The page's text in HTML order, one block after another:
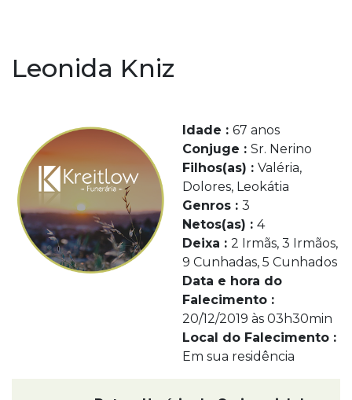
Leonida Kniz
Idade : 67 anos
Conjuge : Sr. Nerino
Filhos(as) : Valéria,
Dolores, Leokátia
Genros : 3
Netos(as) : 4
Deixa : 2 Irmãs, 3 Irmãos,
9 Cunhadas, 5 Cunhados
Data e hora do
Falecimento :
20/12/2019 às 03h30min
Local do Falecimento :
Em sua residência